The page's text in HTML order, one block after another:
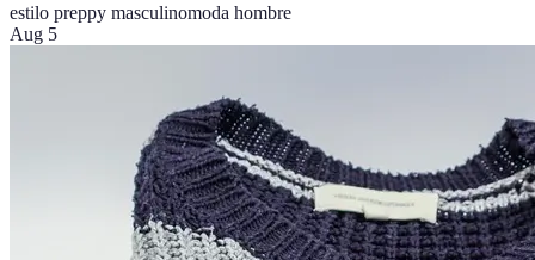
estilo preppy masculinomoda hombre
Aug 5